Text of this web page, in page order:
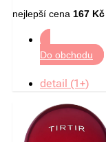
nejlepší cena 167 Kč
Do obchodu
detail (1+)